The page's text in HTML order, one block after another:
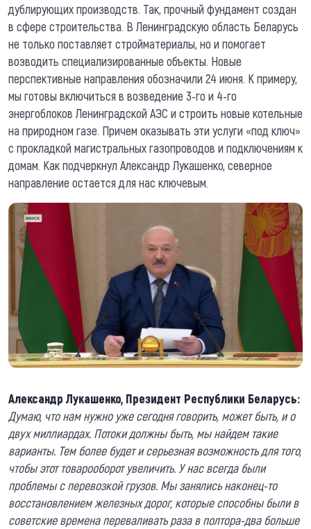
дублирующих производств. Так, прочный фундамент создан
в сфере строительства. В Ленинградскую область Беларусь
не только поставляет стройматериалы, но и помогает
возводить специализированные объекты. Новые
перспективные направления обозначили 24 июня. К примеру,
мы готовы включиться в возведение 3-го и 4-го
энергоблоков Ленинградской АЭС и строить новые котельные
на природном газе. Причем оказывать эти услуги «под ключ»
с прокладкой магистральных газопроводов и подключениям к
домам. Как подчеркнул Александр Лукашенко, северное
направление остается для нас ключевым.
Александр Лукашенко, Президент Республики Беларусь:
Думаю, что нам нужно уже сегодня говорить, может быть, и о
двух миллиардах. Потоки должны быть, мы найдем такие
варианты. Тем более будет и серьезная возможность для того,
чтобы этот товарооборот увеличить. У нас всегда были
проблемы с перевозкой грузов. Мы занялись наконец-то
восстановлением железных дорог, которые способны были в
советские времена переваливать раза в полтора-два больше